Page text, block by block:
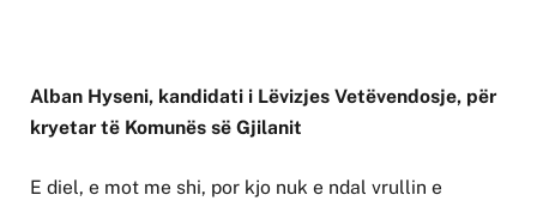
Alban Hyseni, kandidati i Lëvizjes Vetëvendosje, për
kryetar të Komunës së Gjilanit
E diel, e mot me shi, por kjo nuk e ndal vrullin e